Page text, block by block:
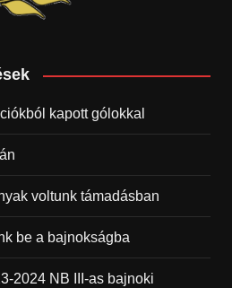
kapott gólokkal
voltunk támadásban
be a bajnokságba
2024 NB III-as bajnoki